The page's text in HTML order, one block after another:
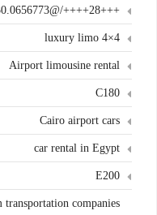
+++28++++/@30.0656773
4×4 luxury limo
Airport limousine rental
C180
Cairo airport cars
car rental in Egypt
E200